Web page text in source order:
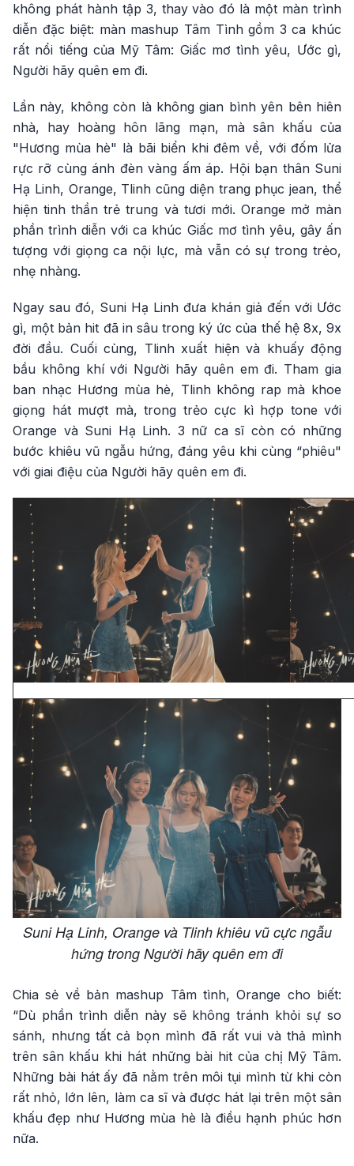
không phát hành tập 3, thay vào đó là một màn trình
diễn đặc biệt: màn mashup Tâm Tình gồm 3 ca khúc
rất nổi tiếng của Mỹ Tâm: Giấc mơ tình yêu, Ước gì,
Người hãy quên em đi.
Lần này, không còn là không gian bình yên bên hiên
nhà, hay hoàng hôn lãng mạn, mà sân khấu của
"Hương mùa hè" là bãi biển khi đêm về, với đốm lửa
rực rỡ cùng ánh đèn vàng ấm áp. Hội bạn thân Suni
Hạ Linh, Orange, Tlinh cũng diện trang phục jean, thể
hiện tinh thần trẻ trung và tươi mới. Orange mở màn
phần trình diễn với ca khúc Giấc mơ tình yêu, gây ấn
tượng với giọng ca nội lực, mà vẫn có sự trong trẻo,
nhẹ nhàng.
Ngay sau đó, Suni Hạ Linh đưa khán giả đến với Ước
gì, một bản hit đã in sâu trong ký ức của thế hệ 8x, 9x
đời đầu. Cuối cùng, Tlinh xuất hiện và khuấy động
bầu không khí với Người hãy quên em đi. Tham gia
ban nhạc Hương mùa hè, Tlinh không rap mà khoe
giọng hát mượt mà, trong trẻo cực kì hợp tone với
Orange và Suni Hạ Linh. 3 nữ ca sĩ còn có những
bước khiêu vũ ngẫu hứng, đáng yêu khi cùng “phiêu"
với giai điệu của Người hãy quên em đi.
Suni Hạ Linh, Orange và Tlinh khiêu vũ cực ngẫu
hứng trong Người hãy quên em đi
Chia sẻ về bản mashup Tâm tình, Orange cho biết:
“Dù phần trình diễn này sẽ không tránh khỏi sự so
sánh, nhưng tất cả bọn mình đã rất vui và thả mình
trên sân khấu khi hát những bài hit của chị Mỹ Tâm.
Những bài hát ấy đã nằm trên môi tụi mình từ khi còn
rất nhỏ, lớn lên, làm ca sĩ và được hát lại trên một sân
khấu đẹp như Hương mùa hè là điều hạnh phúc hơn
nữa.